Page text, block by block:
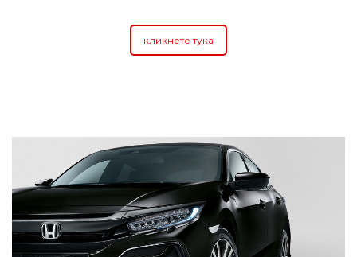
кликнете тука